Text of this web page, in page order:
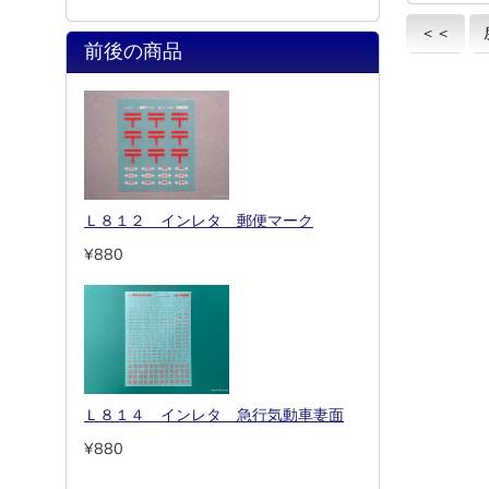
＜＜
前後の商品
Ｌ８１２ インレタ 郵便マーク
¥880
Ｌ８１４ インレタ 急行気動車妻面
¥880